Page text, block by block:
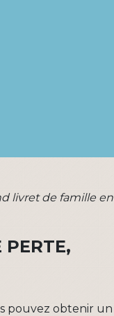
livret de famille en
PERTE,
pouvez obtenir un